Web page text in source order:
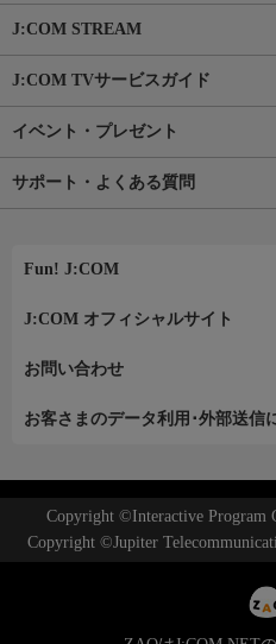
J:COM STREAM
J:COM TVサービスガイド
イベント・プレゼント
サポート・よくある質問
Fun! J:COM
J:COM オフィシャルサイト
お問い合わせ
お客さまのデータ利用･外部送信
Copyright ©Interactive Program
Copyright ©Jupiter